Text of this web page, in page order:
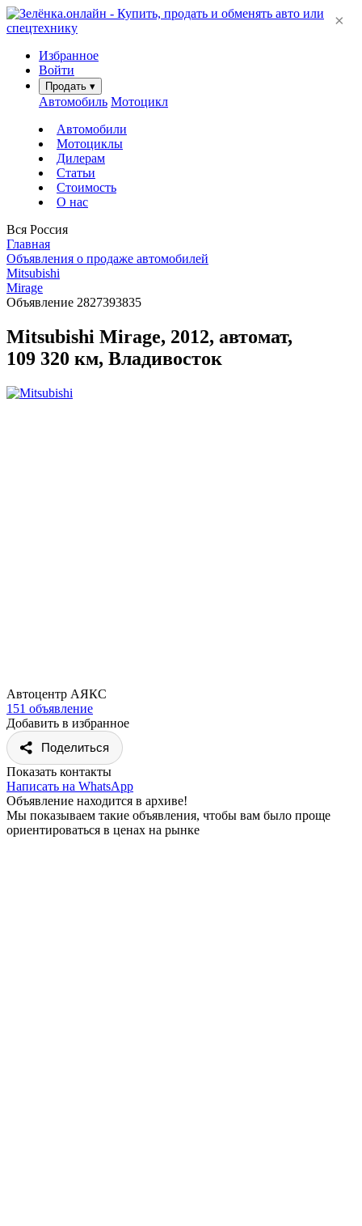
Избранное
Войти
Продать ▾
Автомобиль Мотоцикл
Автомобили
Мотоциклы
Дилерам
Статьи
Стоимость
О нас
Вся Россия
Главная
Объявления о продаже автомобилей
Mitsubishi
Mirage
Объявление 2827393835
Mitsubishi Mirage, 2012, автомат,
109 320 км, Владивосток
Автоцентр АЯКС
151 объявление
Добавить в избранное
Поделиться
Показать контакты
Написать на WhatsApp
Объявление находится в архиве!
Мы показываем такие объявления, чтобы вам было проще
ориентироваться в ценах на рынке
×